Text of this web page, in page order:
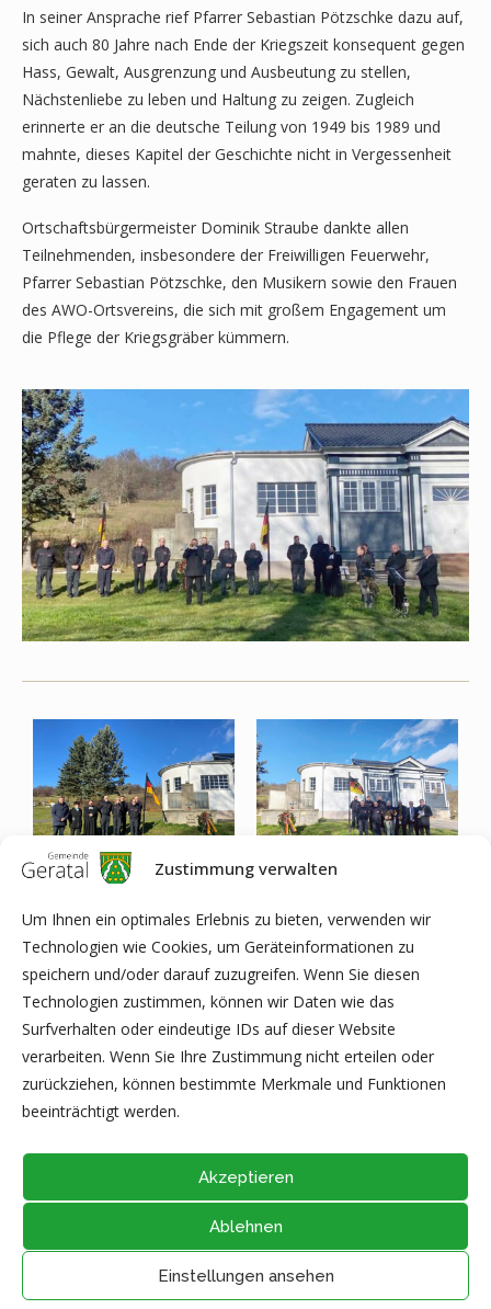
Zustimmung verwalten
Um Ihnen ein optimales Erlebnis zu bieten, verwenden wir
Technologien wie Cookies, um Geräteinformationen zu
speichern und/oder darauf zuzugreifen. Wenn Sie diesen
Technologien zustimmen, können wir Daten wie das
Surfverhalten oder eindeutige IDs auf dieser Website
verarbeiten. Wenn Sie Ihre Zustimmung nicht erteilen oder
zurückziehen, können bestimmte Merkmale und Funktionen
beeinträchtigt werden.
Akzeptieren
Ablehnen
Einstellungen ansehen
In seiner Ansprache rief Pfarrer Sebastian Pötzschke dazu auf,
sich auch 80 Jahre nach Ende der Kriegszeit konsequent gegen
Hass, Gewalt, Ausgrenzung und Ausbeutung zu stellen,
Nächstenliebe zu leben und Haltung zu zeigen. Zugleich
erinnerte er an die deutsche Teilung von 1949 bis 1989 und
mahnte, dieses Kapitel der Geschichte nicht in Vergessenheit
geraten zu lassen.
Ortschaftsbürgermeister Dominik Straube dankte allen
Teilnehmenden, insbesondere der Freiwilligen Feuerwehr,
Pfarrer Sebastian Pötzschke, den Musikern sowie den Frauen
des AWO-Ortsvereins, die sich mit großem Engagement um
die Pflege der Kriegsgräber kümmern.
Text und Bilder: Pressestelle Gemeindeverwaltung Geratal (AP)
@2026 - Alle Rechte vorbehalten durchGemeinde Geratal
DATENSCHUTZ|Thüringer Transparenzportal